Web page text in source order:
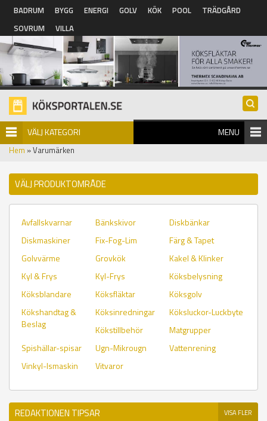
Hoppa till huvudinnehåll
BADRUM BYGG ENERGI GOLV KÖK POOL
TRÄDGÅRD
SOVRUM
VILLA
VÄLJ KATEGORI MENU
Hem » Varumärken
VÄLJ PRODUKTOMRÅDE
Avfallskvarnar Bänkskivor
Diskbänkar
Diskmaskiner
Fix-Fog-Lim
Färg & Tapet
Golvvärme
Grovkök
Kakel & Klinker
Kyl & Frys
Kyl-Frys
Köksbelysning
Köksblandare
Köksfläktar
Köksgolv
Kökshandtag &
Beslag
Köksinredningar
Köksluckor-Luckbyte
Kökstillbehör
Matgrupper
Spishällar-spisar
Ugn-Mikrougn
Vattenrening
Vinkyl-Ismaskin
Vitvaror
REDAKTIONEN TIPSAR VISA FLER